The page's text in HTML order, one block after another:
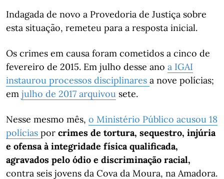
Indagada de novo a Provedoria de Justiça sobre
esta situação, remeteu para a resposta inicial.
Os crimes em causa foram cometidos a cinco de
fevereiro de 2015. Em julho desse ano a IGAI
instaurou processos disciplinares a nove polícias;
em julho de 2017 arquivou sete.
Nesse mesmo mês, o Ministério Público acusou 18
polícias por crimes de tortura, sequestro, injúria
e ofensa à integridade física qualificada,
agravados pelo ódio e discriminação racial,
contra seis jovens da Cova da Moura, na Amadora.